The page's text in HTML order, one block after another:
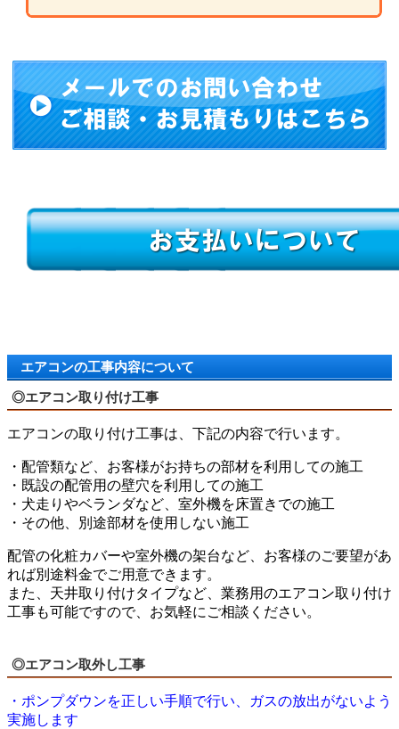
エアコンの工事内容について
◎エアコン取り付け工事
エアコンの取り付け工事は、下記の内容で行います。
・配管類など、お客様がお持ちの部材を利用しての施工
・既設の配管用の壁穴を利用しての施工
・犬走りやベランダなど、室外機を床置きでの施工
・その他、別途部材を使用しない施工
配管の化粧カバーや室外機の架台など、お客様のご要望があ
れば別途料金でご用意できます。
また、天井取り付けタイプなど、業務用のエアコン取り付け
工事も可能ですので、お気軽にご相談ください。
◎エアコン取外し工事
・ポンプダウンを正しい手順で行い、ガスの放出がないよう
実施します